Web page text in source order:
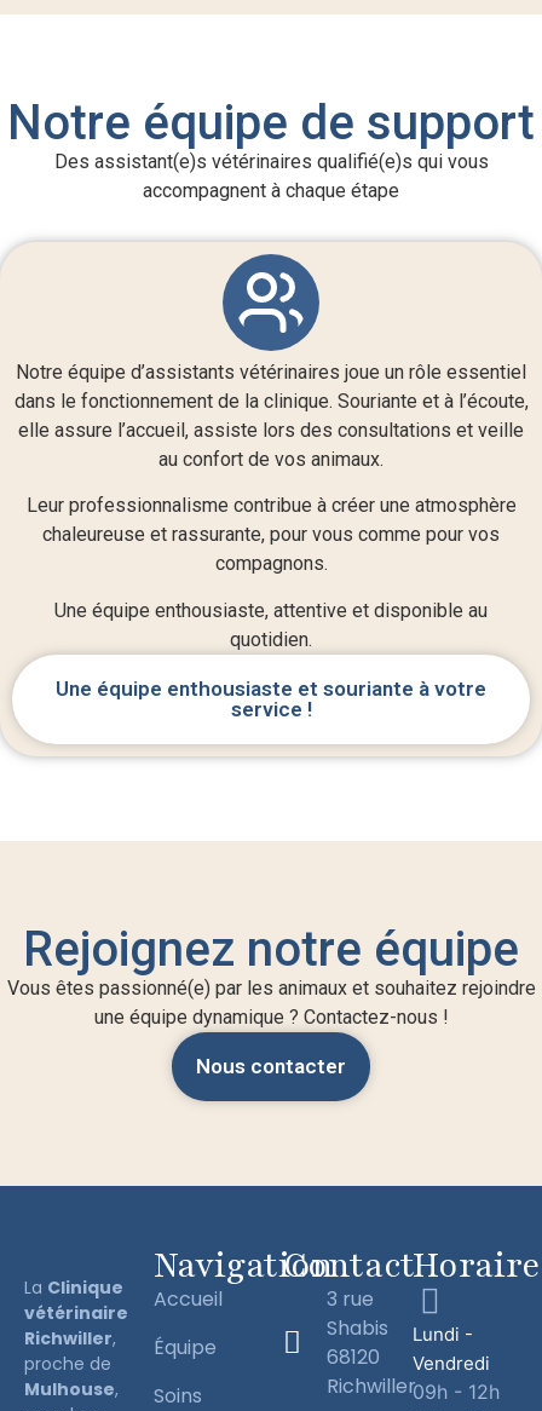
Notre équipe de support
Des assistant(e)s vétérinaires qualifié(e)s qui vous
accompagnent à chaque étape
Notre équipe d’assistants vétérinaires joue un rôle essentiel
dans le fonctionnement de la clinique. Souriante et à l’écoute,
elle assure l’accueil, assiste lors des consultations et veille
au confort de vos animaux.
Leur professionnalisme contribue à créer une atmosphère
chaleureuse et rassurante, pour vous comme pour vos
compagnons.
Une équipe enthousiaste, attentive et disponible au
quotidien.
Une équipe enthousiaste et souriante à votre
service !
Rejoignez notre équipe
Vous êtes passionné(e) par les animaux et souhaitez rejoindre
une équipe dynamique ? Contactez-nous !
Nous contacter
La Clinique
vétérinaire
Richwiller,
proche de
Mulhouse,
Navigation
Accueil
Équipe
Soins
Contact
3 rue
Shabis
68120
Richwiller
Lundi -
Vendredi
09h - 12h